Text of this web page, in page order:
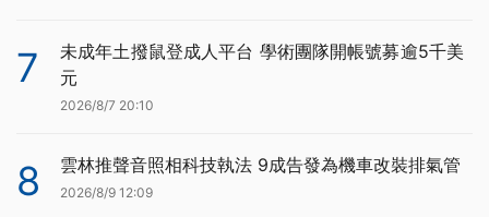
7
未成年土撥鼠登成人平台 學術團隊開帳號募逾5千美
元
2026/8/7 20:10
8 雲林推聲音照相科技執法 9成告發為機車改裝排氣管
2026/8/9 12:09